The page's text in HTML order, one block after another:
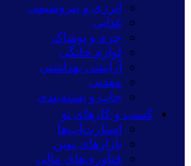
انرژی و پتروشیمی
غذایی
چرم و پوشاک
لوازم خانگی
آرایشی بهداشتی
معدنی
چاپ و بسته‌بندی
کسب و کارهای نو
استارت‌آپ‌ها
بازارهای نوین
فناوری‌های مالی